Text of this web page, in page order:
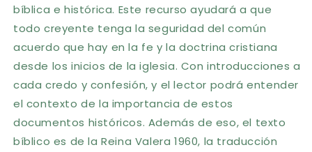
bíblica e histórica. Este recurso ayudará a que
todo creyente tenga la seguridad del común
acuerdo que hay en la fe y la doctrina cristiana
desde los inicios de la iglesia. Con introducciones a
cada credo y confesión, y el lector podrá entender
el contexto de la importancia de estos
documentos históricos. Además de eso, el texto
bíblico es de la Reina Valera 1960, la traducción